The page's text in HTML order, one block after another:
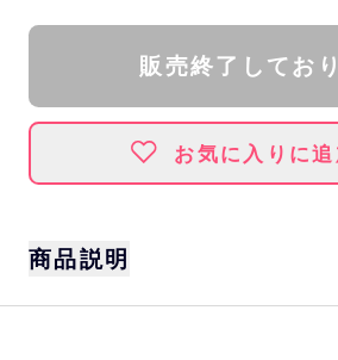
販売終了してお
お気に入りに
商品説明